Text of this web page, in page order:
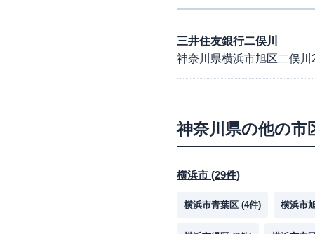
三井住友銀行二俣川
神奈川県横浜市旭区二俣川
神奈川県の他の市
横浜市 (29件)
横浜市青葉区 (4件) 横浜市